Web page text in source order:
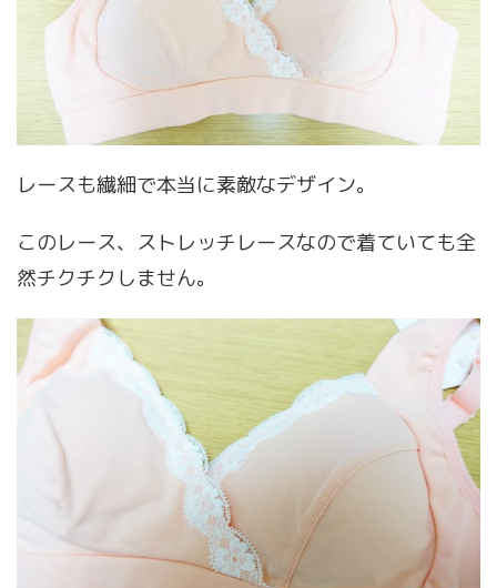
レースも繊細で本当に素敵なデザイン。
このレース、ストレッチレースなので着ていても全
然チクチクしません。